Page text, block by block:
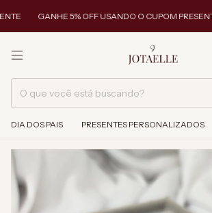
GANHE 5% OFF USANDO O CUPOM PRESENTE
DIA DOS PAIS PRESENTES PERSONALIZADOS